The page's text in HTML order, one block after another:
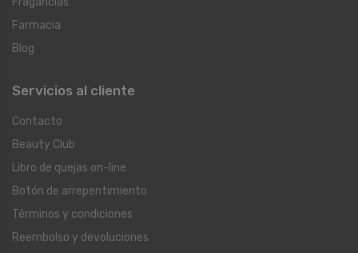
Farmacia
Blog
Servicios al cliente
Contacto
Beauty Club
Libro de quejas on-line
Botón de arrepentimiento
Términos y condiciones
Reembolso y devoluciones